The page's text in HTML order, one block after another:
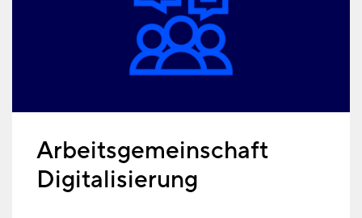
Arbeitsgemeinschaft
Digitalisierung